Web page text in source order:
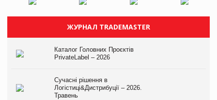
ЖУРНАЛ TRADEMASTER
Каталог Головних Проєктів
PrivateLabel – 2026
Сучасні рішення в
Логістиці&Дистрибуції – 2026.
Травень